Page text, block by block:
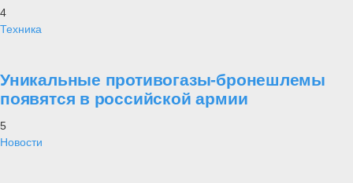
4
Техника
Уникальные противогазы-бронешлемы
появятся в российской армии
5
Новости